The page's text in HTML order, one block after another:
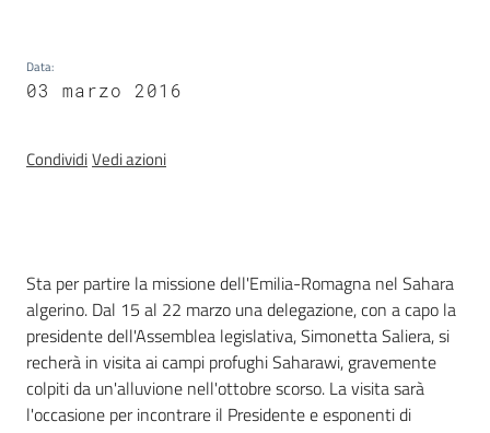
Data:
03 marzo 2016
CondividiVedi azioni
Introduzione
Sta per partire la missione dell'Emilia-Romagna nel Sahara
algerino. Dal 15 al 22 marzo una delegazione, con a capo la
presidente dell'Assemblea legislativa, Simonetta Saliera, si
recherà in visita ai campi profughi Saharawi, gravemente
colpiti da un'alluvione nell'ottobre scorso. La visita sarà
l'occasione per incontrare il Presidente e esponenti di